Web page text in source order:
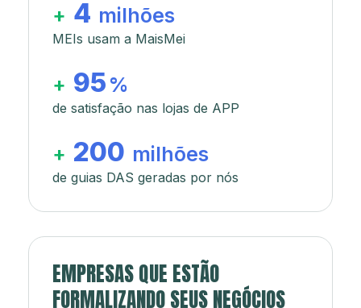
+ 4 milhões
MEIs usam a MaisMei
+ 95 %
de satisfação nas lojas de APP
+ 200 milhões
de guias DAS geradas por nós
EMPRESAS QUE ESTÃO
FORMALIZANDO SEUS NEGÓCIOS